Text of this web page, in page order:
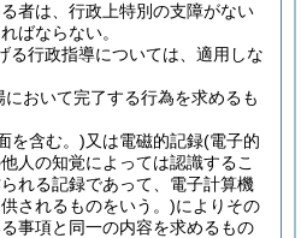
者は、行政上特別の支障がない
ばならない。
る行政指導については、適用しな
おいて完了する行為を求めるも
を含む。)又は電磁的記録(電子的
人の知覚によっては認識するこ
れる記録であって、電子計算機
されるものをいう。)によりその
事項と同一の内容を求めるもの